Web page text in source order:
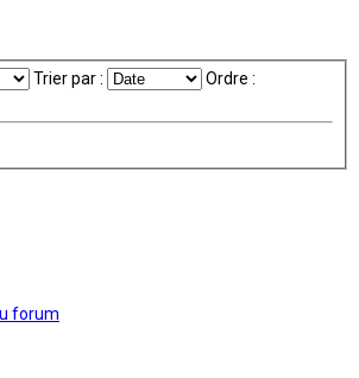
Trier par : Ordre :
forum